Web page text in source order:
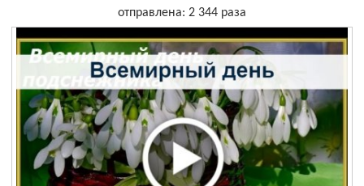
отправлена: 2 344 раза